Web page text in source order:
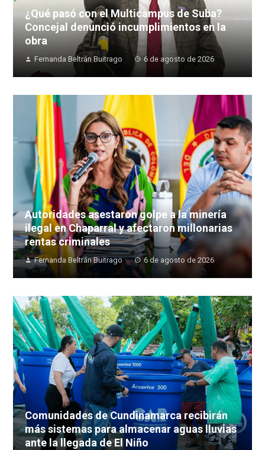
¿Qué pasó con el Multicampus de Suba?
Concejal denunció incumplimientos en la
obra
Fernanda Beltrán Buitrago 6 de agosto de 2026
Autoridades asestaron golpe a la minería
ilegal en Chaparral y afectaron millonarias
rentas criminales
Fernanda Beltrán Buitrago 6 de agosto de 2026
Comunidades de Cundinamarca recibirán
más sistemas para almacenar aguas lluvias
ante la llegada de El Niño